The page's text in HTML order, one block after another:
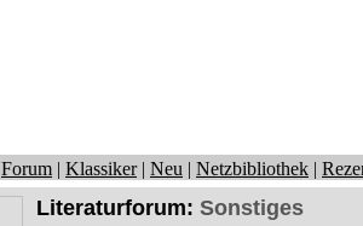
Forum | Klassiker| Neu | Netzbibliothek |
Literaturforum: Sonstiges